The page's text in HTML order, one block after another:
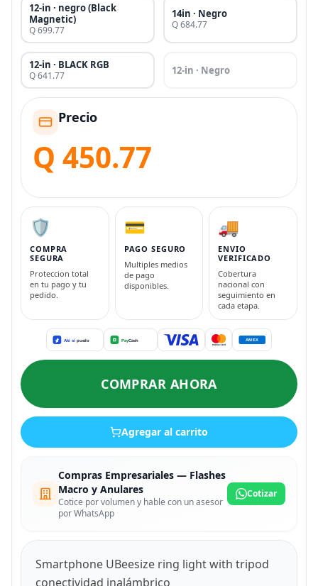
12-in · negro (Black
Magnetic)
Q 699.77
14in · Negro
Q 684.77
12-in · BLACK RGB
Q 641.77 12-in · Negro
Precio
Q 450.77
🛡️
COMPRA
SEGURA
Proteccion total
en tu pago y tu
pedido.
💳
PAGO SEGURO
Multiples medios
de pago
disponibles.
🚚
ENVIO
VERIFICADO
Cobertura
nacional con
seguimiento en
cada etapa.
COMPRAR AHORA
Agregar al carrito
Compras Empresariales — Flashes
Macro y Anulares
Cotice por volumen y hable con un asesor
por WhatsApp
Cotizar
Smartphone UBeesize ring light with tripod
conectividad inalámbrico